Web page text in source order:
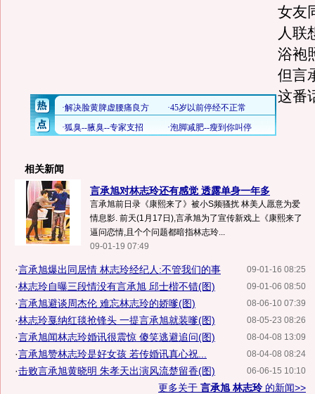
女友
人联
浴袍
但言
这番
相关新闻
言承旭对林志玲还有感觉 透露单身一年多
言承旭前日录《康熙来了》被小S频骚扰 林美人愿意为爱
情息影. 前天(1月17日),言承旭为了宣传新戏上《康熙来了
逼问恋情,且个个问题都暗指林志玲...
09-01-19 07:49
09-01-16 08:25
·言承旭爆出同居情 林志玲经纪人:不管我们的事
09-01-06 08:50
·林志玲自曝三段情没有言承旭 邱士楷不错(图)
08-06-10 07:39
·言承旭避谈周杰伦 难忘林志玲的娇嗲(图)
08-05-23 08:26
·林志玲戛纳红毯抢锋头 一提言承旭就装嗲(图)
08-04-08 13:09
·言承旭闻林志玲婚讯很震惊 傻笑逃避追问(图)
08-04-08 08:24
·言承旭赞林志玲是好女孩 若传婚讯真心祝...
06-06-15 10:10
·击败言承旭黄晓明 朱孝天出演风流楚留香(图)
更多关于 言承旭 林志玲的新闻>>